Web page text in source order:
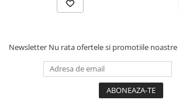
- burete şi velcro de calitate
- grosime 25mm
Newsletter Nu rata ofertele si promotiile noastre